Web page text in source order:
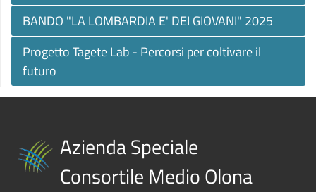
BANDO "LA LOMBARDIA E' DEI GIOVANI" 2025
Progetto Tagete Lab - Percorsi per coltivare il
futuro
Azienda Speciale
Consortile Medio Olona